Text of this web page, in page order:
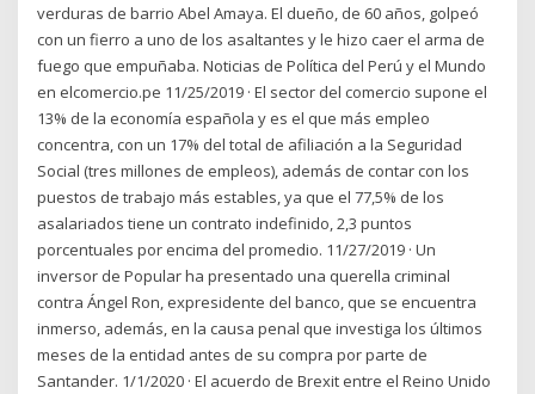
verduras de barrio Abel Amaya. El dueño, de 60 años, golpeó
con un fierro a uno de los asaltantes y le hizo caer el arma de
fuego que empuñaba. Noticias de Política del Perú y el Mundo
en elcomercio.pe 11/25/2019 · El sector del comercio supone el
13% de la economía española y es el que más empleo
concentra, con un 17% del total de afiliación a la Seguridad
Social (tres millones de empleos), además de contar con los
puestos de trabajo más estables, ya que el 77,5% de los
asalariados tiene un contrato indefinido, 2,3 puntos
porcentuales por encima del promedio. 11/27/2019 · Un
inversor de Popular ha presentado una querella criminal
contra Ángel Ron, expresidente del banco, que se encuentra
inmerso, además, en la causa penal que investiga los últimos
meses de la entidad antes de su compra por parte de
Santander. 1/1/2020 · El acuerdo de Brexit entre el Reino Unido